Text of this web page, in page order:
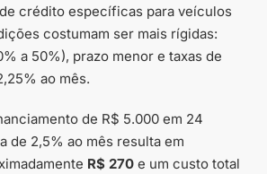
crédito específicas para veículos
costumam ser mais rígidas:
a 50%), prazo menor e taxas de
ao mês.
de R$ 5.000 em 24
de 2,5% ao mês resulta em
R$ 270 e um custo total